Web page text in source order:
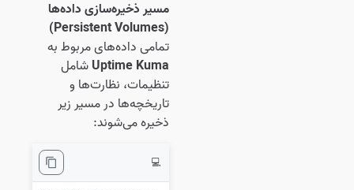
مسیر ذخیره‌سازی داده‌ها
(Persistent Volumes)
تمامی داده‌های مربوط به
Uptime Kumaشامل
تنظیمات، نظارت‌ها و
تاریخچه‌ها در مسیر زیر
ذخیره می‌شوند:
💻